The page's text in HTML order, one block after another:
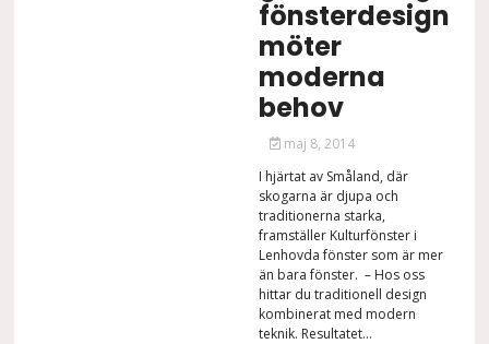
fönsterdesign
möter
moderna
behov
maj 8, 2014
I hjärtat av Småland, där
skogarna är djupa och
traditionerna starka,
framställer Kulturfönster i
Lenhovda fönster som är mer
än bara fönster. – Hos oss
hittar du traditionell design
kombinerat med modern
teknik. Resultatet...